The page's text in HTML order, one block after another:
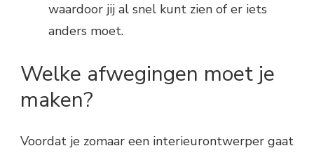
waardoor jij al snel kunt zien of er iets
anders moet.
Welke afwegingen moet je
maken?
Voordat je zomaar een interieurontwerper gaat